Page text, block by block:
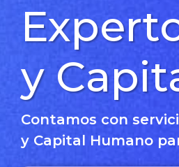
y
Contamos con
y Capital Humano